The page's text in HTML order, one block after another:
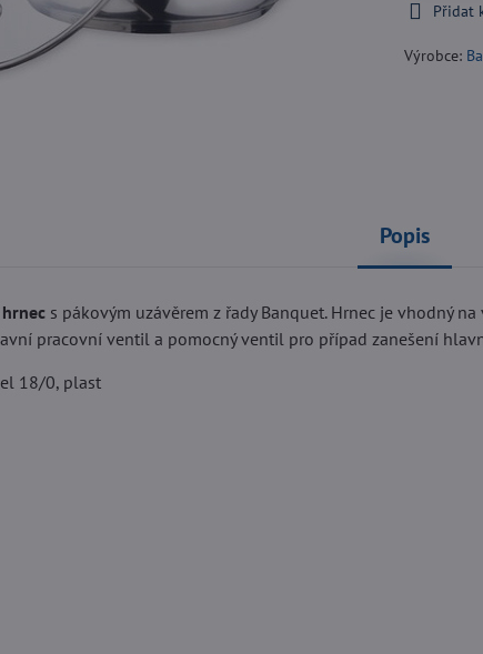
Přidat
Výrobce:
Popis
s pákovým uzávěrem z řady Banquet. Hrnec je vhodný
pracovní ventil a pomocný ventil pro případ zanešení
18/0, plast